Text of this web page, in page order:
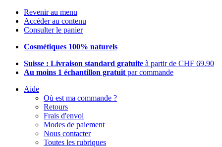
Revenir au menu
Accéder au contenu
Consulter le panier
Cosmétiques 100% naturels
Suisse : Livraison standard gratuite à partir de CHF 69.90
Au moins 1 échantillon gratuit par commande
Aide
Où est ma commande ?
Retours
Frais d'envoi
Modes de paiement
Nous contacter
Toutes les rubriques